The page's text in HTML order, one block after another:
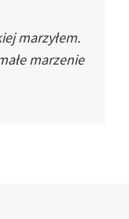
marzyłem.
marzenie